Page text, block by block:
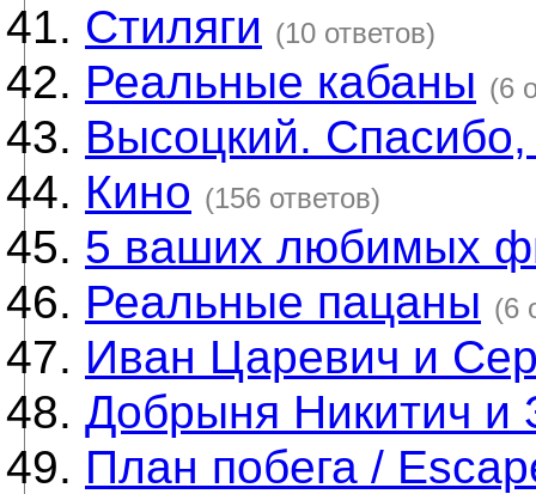
Стиляги (10 ответов)
Реальные кабаны (6
Высоцкий.
Кино (156 ответов)
5 ваших любимых
Реальные пацаны (6
Иван Царевич и
Добрыня Никитич и
План побега /